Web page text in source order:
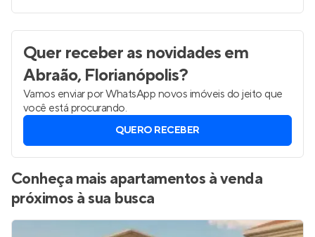
Quer receber as novidadesem
Abraão, Florianópolis?
Vamos enviar por WhatsApp novos imóveis do jeito que
você está procurando.
QUERO RECEBER
Conheça mais apartamentos à venda
próximos à sua busca